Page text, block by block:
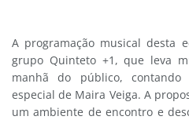
A programação musical desta
grupo Quinteto +1, que leva
manhã do público,
especial de Maira Veiga. A
um ambiente de encontro e